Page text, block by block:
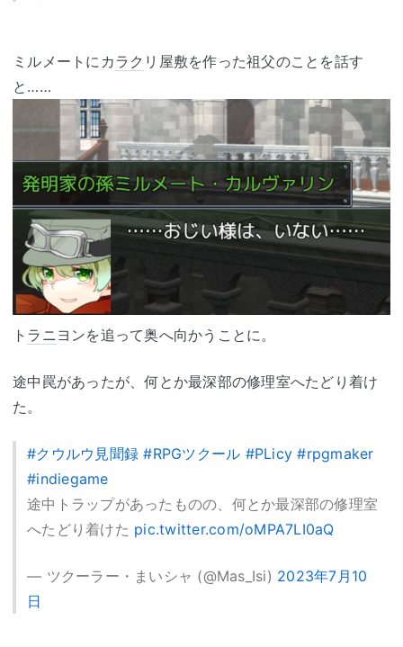
ミルメートにカラク リ屋敷を作った祖父のことを話す
と……
ト ラニヨンを追って奥へ向かうことに。
途中罠があったが、何とか最深部の修理室へたどり着け
た。
#クウルウ見聞録 #RPGツクール #PLicy #rpgmaker
#indiegame
途中トラップがあったものの、何とか最深部の修理室
へたどり着けた pic.twitter.com/oMPA7LI0aQ
— ツクーラー・まいシャ (@Mas_Isi) 2023年7月10
日